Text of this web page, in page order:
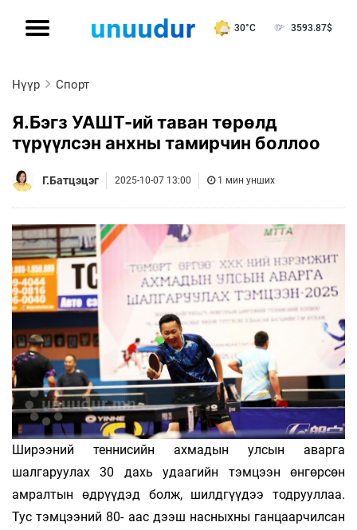
30°C 3593.87$
Нүүр Спорт
Я.Бэгз УАШТ-ий таван төрөлд
түрүүлсэн анхны тамирчин боллоо
Г.Батцэцэг 2025-10-07 13:00 1 мин унших
Ширээний теннисийн ахмадын улсын аварга
шалгаруулах 30 дахь удаагийн тэмцээн өнгөрсөн
амралтын өдрүүдэд болж, шилдгүүдээ тодрууллаа.
Тус тэмцээний 80- аас дээш насныхны ганцаарчилсан